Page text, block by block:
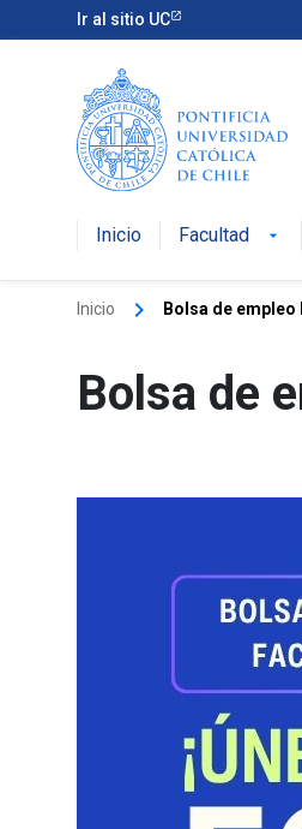
Ir al sitio UC
Inicio Facultad arrow_drop_down
Inicio keyboard_arrow_right Bolsa de
Bolsa de